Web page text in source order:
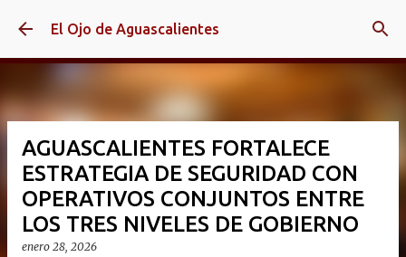
Ir al contenido principal
El Ojo de Aguascalientes
AGUASCALIENTES FORTALECE
ESTRATEGIA DE SEGURIDAD CON
OPERATIVOS CONJUNTOS ENTRE
LOS TRES NIVELES DE GOBIERNO
enero 28, 2026